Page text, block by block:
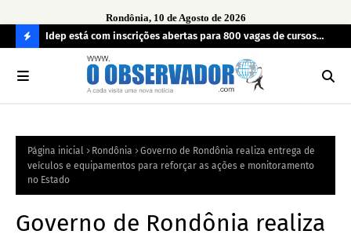
Rondônia, 10 de Agosto de 2026
O
R
A
Idep está com inscrições abertas para 800 vagas de cursos
técnicos em Porto Velho
Página inicial Rondônia
Governo de Rondônia realiza entrega de
veículos e equipamentos para reforçar as ações e monitoramento
no Estado
Governo de Rondônia realiza